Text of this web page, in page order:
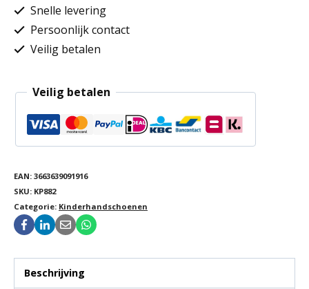
aantalSnelle levering
Persoonlijk contact
Veilig betalen
Veilig betalen
EAN: 3663639091916
SKU: KP882
Categorie: Kinderhandschoenen
Beschrijving